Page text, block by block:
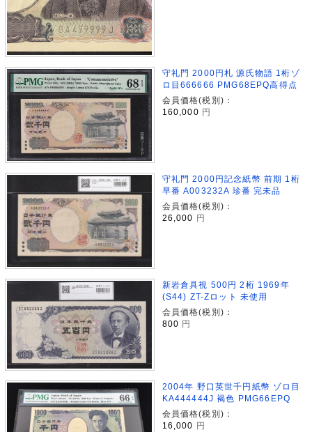
守礼門 2000円札 源氏物語 1桁ゾ
ロ目666666 PMG68EPQ高得点
会員価格(税別)：
160,000 円
守礼門 2000円記念紙幣 前期 1桁
早番 A003232A 珍番 完未品
会員価格(税別)：
26,000
円
新岩倉具視 500円 2桁 1969年
(S44) ZT-Zロット 未使用
会員価格(税別)：
800 円
2004年 野口英世千円紙幣 ゾロ目
KA444444J 褐色 PMG66EPQ
会員価格(税別)：
16,000 円